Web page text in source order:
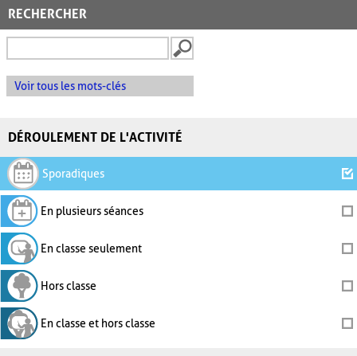
RECHERCHER
Voir tous les mots-clés
DÉROULEMENT DE L'ACTIVITÉ
Sporadiques
En plusieurs séances
En classe seulement
Hors classe
En classe et hors classe